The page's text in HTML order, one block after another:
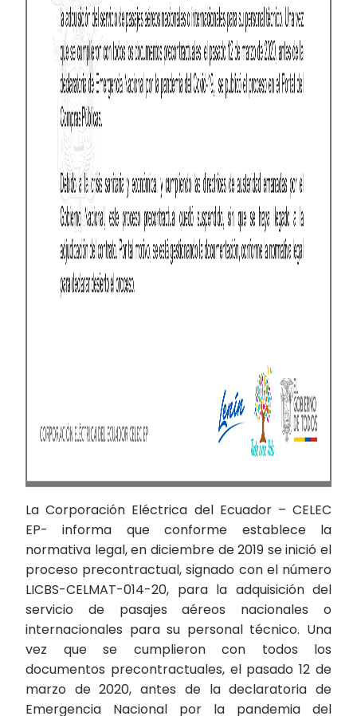
La Corporación Eléctrica del Ecuador – CELEC
EP- informa que conforme establece la
normativa legal, en diciembre de 2019 se inició el
proceso precontractual, signado con el número
LICBS-CELMAT-014-20, para la adquisición del
servicio de pasajes aéreos nacionales o
internacionales para su personal técnico. Una
vez que se cumplieron con todos los
documentos precontractuales, el pasado 12 de
marzo de 2020, antes de la declaratoria de
Emergencia Nacional por la pandemia del